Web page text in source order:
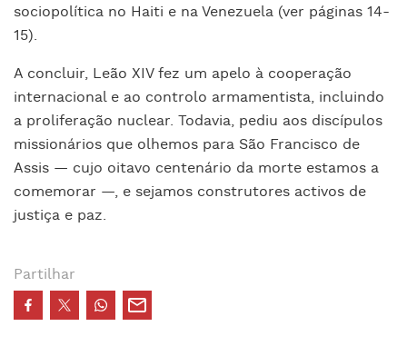
sociopolítica no Haiti e na Venezuela (ver páginas 14-
15).
A concluir, Leão XIV fez um apelo à cooperação
internacional e ao controlo armamentista, incluindo
a proliferação nuclear. Todavia, pediu aos discípulos
missionários que olhemos para São Francisco de
Assis — cujo oitavo centenário da morte estamos a
comemorar —, e sejamos construtores activos de
justiça e paz.
Partilhar